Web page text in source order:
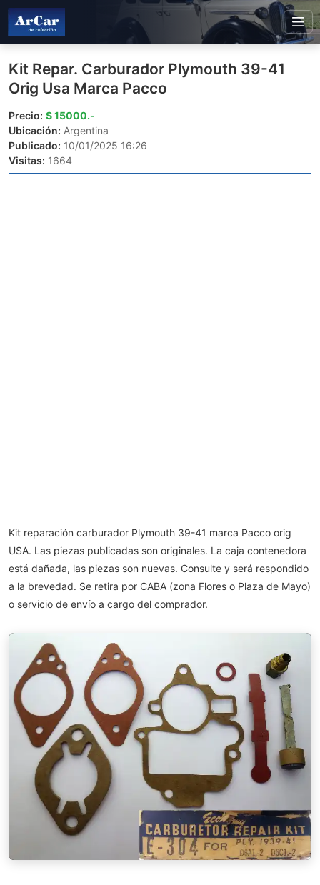
Kit Repar. Carburador Plymouth 39-41
Orig Usa Marca Pacco
Precio: $ 15000.-
Ubicación: Argentina
Publicado: 10/01/2025 16:26
Visitas: 1664
Kit reparación carburador Plymouth 39-41 marca Pacco orig
USA. Las piezas publicadas son originales. La caja contenedora
está dañada, las piezas son nuevas. Consulte y será respondido
a la brevedad. Se retira por CABA (zona Flores o Plaza de Mayo)
o servicio de envío a cargo del comprador.